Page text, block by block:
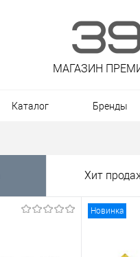
МАГАЗИН
Каталог Бренды
Хит
Новинка